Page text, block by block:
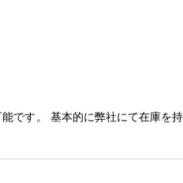
す。 基本的に弊社にて在庫を